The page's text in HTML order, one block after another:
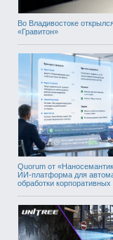
Во Владивостоке
«Гравитон»
Quorum от
ИИ-платформа для
обработки корпоративных